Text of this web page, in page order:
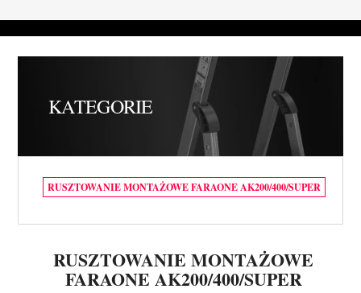
KATEGORIE
RUSZTOWANIE MONTAŻOWE FARAONE AK200/400/SUPER
RUSZTOWANIE MONTAŻOWE
FARAONE AK200/400/SUPER